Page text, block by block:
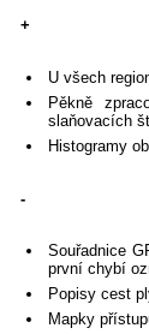
+
U všech
Pěkně
slaňovacích
Histogramy
-
Souřadnice
první chybí
Popisy cest
Mapky